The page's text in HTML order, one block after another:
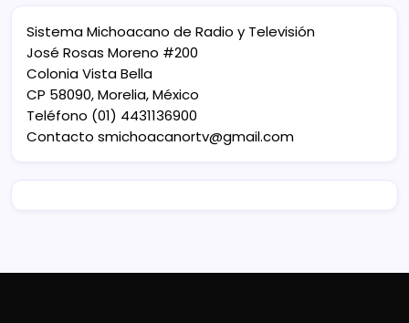
Sistema Michoacano de Radio y Televisión
José Rosas Moreno #200
Colonia Vista Bella
CP 58090, Morelia, México
Teléfono (01) 4431136900
Contacto smichoacanortv@gmail.com